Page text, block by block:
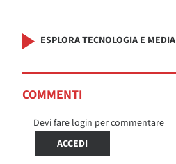
ESPLORA TECNOLOGIA E MEDIA
COMMENTI
Devi fare login per commentare
ACCEDI